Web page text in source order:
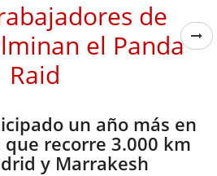
de
el Panda
Raid
un año más en
recorre 3.000 km
y Marrakesh